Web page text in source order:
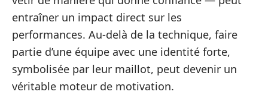
entraîner un impact direct sur les
performances. Au-delà de la technique, faire
partie d’une équipe avec une identité forte,
symbolisée par leur maillot, peut devenir un
véritable moteur de motivation.